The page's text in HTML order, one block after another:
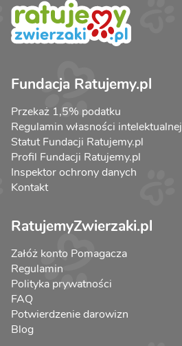
Fundacja Ratujemy.pl
Przekaż 1,5% podatku
Regulamin własności intelektualnej
Statut Fundacji Ratujemy.pl
Profil Fundacji Ratujemy.pl
Inspektor ochrony danych
Kontakt
RatujemyZwierzaki.pl
Załóż konto Pomagacza
Regulamin
Polityka prywatności
FAQ
Potwierdzenie darowizn
Blog